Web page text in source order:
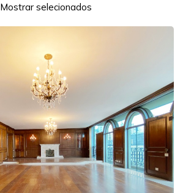
Mostrar selecionados